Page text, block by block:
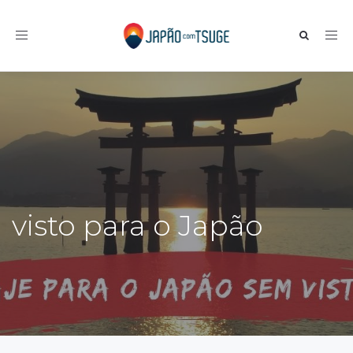
Toggle navigation
visto para o Japão